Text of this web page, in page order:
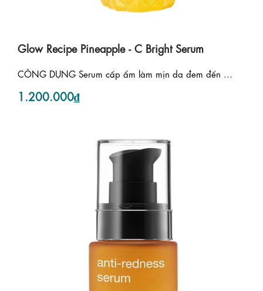
Glow Recipe Pineapple - C Bright Serum
CÔNG DỤNG Serum cấp ẩm làm mịn da đem đến ...
1.200.000₫